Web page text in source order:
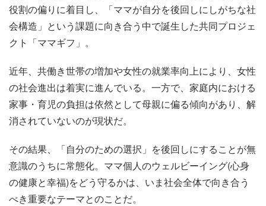
役割の偏りに着目し、「ママが自分を後回しにしがちな社
会構造」という課題に向き合う中で誕生した共同プロジェ
クト「ママギフ」。
近年、共働き世帯の増加や女性の就業率向上により、女性
の社会進出は着実に進んでいる。一方で、家庭内における
家事・育児の負担は依然として母親に偏る傾向があり、解
消されていないのが現状だ。
その結果、「自分のための選択」を後回しにすることが無
意識のうちに常態化。ママ個人のウェルビーイング(心身
の健康と幸福)をどう守るかは、いま社会全体で向き合う
べき重要なテーマとのことだ。